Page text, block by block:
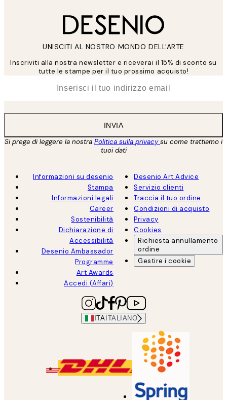
UNISCITI AL NOSTRO MONDO DELL'ARTE
Inscriviti alla nostra newsletter e riceverai il 15% di sconto su
tutte le stampe per il tuo prossimo acquisto!
INVIA
Si prega di leggere la nostra Politica sulla privacysu come trattiamo i
tuoi dati
Informazioni su desenio
Stampa
Informazioni legali
Career
Sostenibilità
Dichiarazione di
Accessibilità
Desenio Ambassador
Programme
Art Awards
Accedi (Affari)
Desenio Art Advice
Servizio clienti
Traccia il tuo ordine
Condizioni di acquisto
Privacy
Cookies
Richiesta annullamento
ordine
Gestire i cookie
ITA ITALIANO